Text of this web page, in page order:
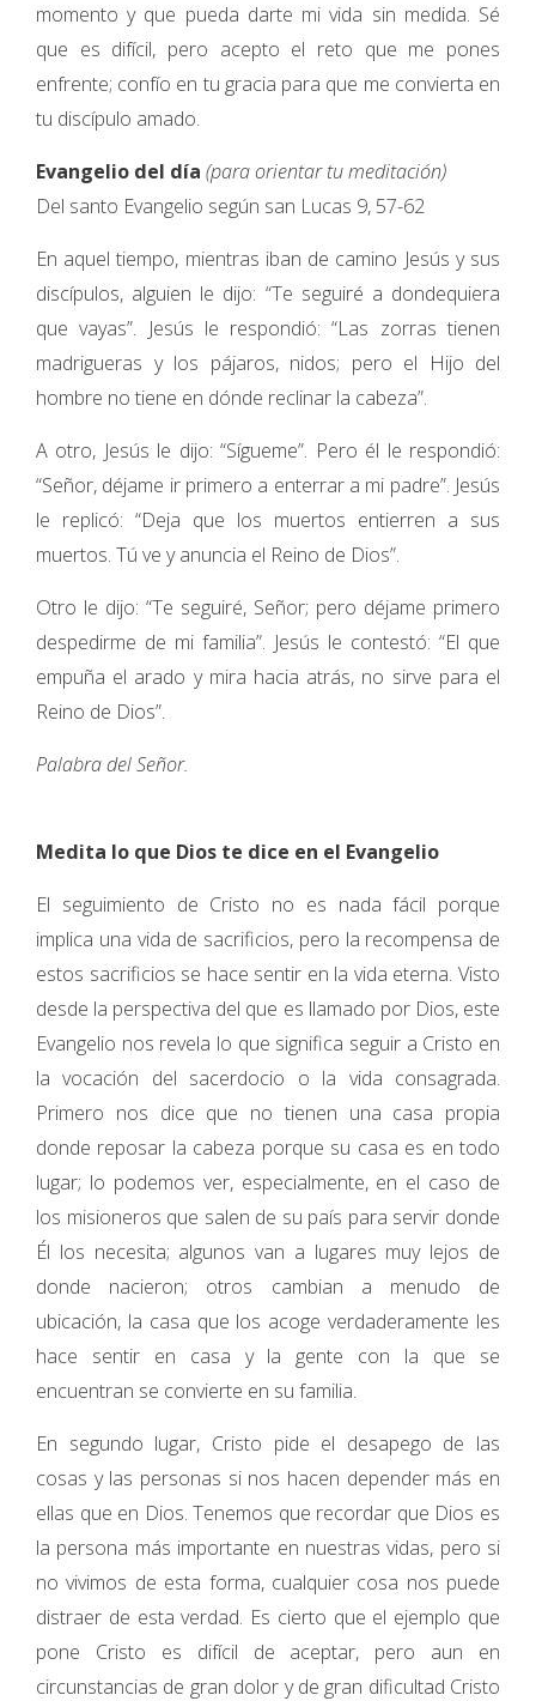
momento y que pueda darte mi vida sin medida. Sé
que es difícil, pero acepto el reto que me pones
enfrente; confío en tu gracia para que me convierta en
tu discípulo amado.
Evangelio del día (para orientar tu meditación)
Del santo Evangelio según san Lucas 9, 57-62
En aquel tiempo, mientras iban de camino Jesús y sus
discípulos, alguien le dijo: “Te seguiré a dondequiera
que vayas”. Jesús le respondió: “Las zorras tienen
madrigueras y los pájaros, nidos; pero el Hijo del
hombre no tiene en dónde reclinar la cabeza”.
A otro, Jesús le dijo: “Sígueme”. Pero él le respondió:
“Señor, déjame ir primero a enterrar a mi padre”. Jesús
le replicó: “Deja que los muertos entierren a sus
muertos. Tú ve y anuncia el Reino de Dios”.
Otro le dijo: “Te seguiré, Señor; pero déjame primero
despedirme de mi familia”. Jesús le contestó: “El que
empuña el arado y mira hacia atrás, no sirve para el
Reino de Dios”.
Palabra del Señor.
Medita lo que Dios te dice en el Evangelio
El seguimiento de Cristo no es nada fácil porque
implica una vida de sacrificios, pero la recompensa de
estos sacrificios se hace sentir en la vida eterna. Visto
desde la perspectiva del que es llamado por Dios, este
Evangelio nos revela lo que significa seguir a Cristo en
la vocación del sacerdocio o la vida consagrada.
Primero nos dice que no tienen una casa propia
donde reposar la cabeza porque su casa es en todo
lugar; lo podemos ver, especialmente, en el caso de
los misioneros que salen de su país para servir donde
Él los necesita; algunos van a lugares muy lejos de
donde nacieron; otros cambian a menudo de
ubicación, la casa que los acoge verdaderamente les
hace sentir en casa y la gente con la que se
encuentran se convierte en su familia.
En segundo lugar, Cristo pide el desapego de las
cosas y las personas si nos hacen depender más en
ellas que en Dios. Tenemos que recordar que Dios es
la persona más importante en nuestras vidas, pero si
no vivimos de esta forma, cualquier cosa nos puede
distraer de esta verdad. Es cierto que el ejemplo que
pone Cristo es difícil de aceptar, pero aun en
circunstancias de gran dolor y de gran dificultad Cristo